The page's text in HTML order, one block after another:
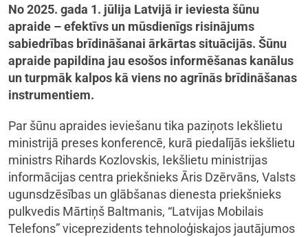
No 2025. gada 1. jūlija Latvijā ir ieviesta šūnu
apraide – efektīvs un mūsdienīgs risinājums
sabiedrības brīdināšanai ārkārtas situācijās. Šūnu
apraide papildina jau esošos informēšanas kanālus
un turpmāk kalpos kā viens no agrīnās brīdināšanas
instrumentiem.
Par šūnu apraides ieviešanu tika paziņots Iekšlietu
ministrijā preses konferencē, kurā piedalījās iekšlietu
ministrs Rihards Kozlovskis, Iekšlietu ministrijas
informācijas centra priekšnieks Āris Dzērvāns, Valsts
ugunsdzēsības un glābšanas dienesta priekšnieks
pulkvedis Mārtiņš Baltmanis, “Latvijas Mobilais
Telefons” viceprezidents tehnoloģiskajos jautājumos